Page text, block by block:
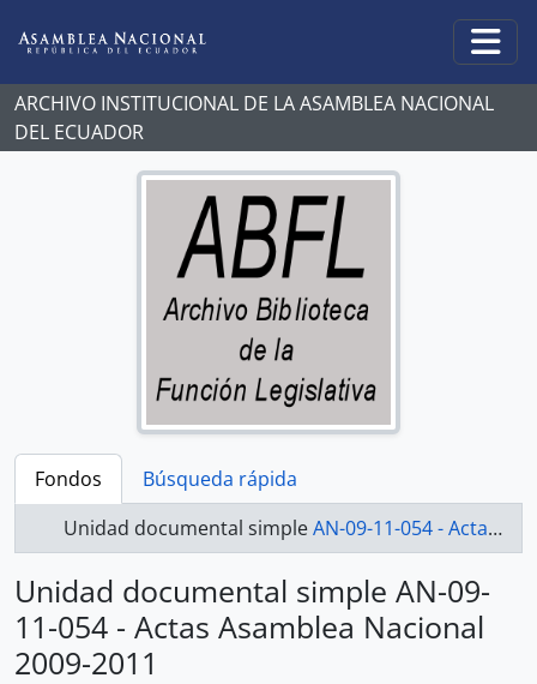
ARCHIVO INSTITUCIONAL DE LA ASAMBLEA NACIONAL
DEL ECUADOR
Fondos
Búsqueda rápida
Unidad documental simpleAN-09-11-054 - Actas Asamblea Nacional 2009-2011
Unidad documental simple AN-09-
11-054 - Actas Asamblea Nacional
2009-2011